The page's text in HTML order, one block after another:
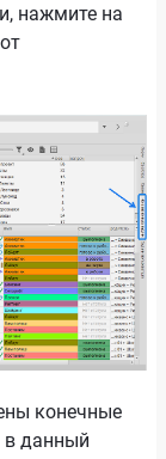
нажмите на
конечные
в данный